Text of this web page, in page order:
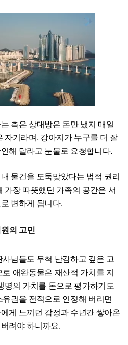
측은 상대방은 돈만 냈지 매일
자기라며, 강아지가 누구를 더 잘
해 달라고 눈물로 요청합니다.
물건을 도둑맞았다는 법적 권리
가장 따뜻했던 가족의 공간은 서
변하게 됩니다.
의 고민
님들도 무척 난감하고 깊은 고
애완동물은 재산적 가치를 지
명의 가치를 돈으로 평가하기도
권을 전적으로 인정해 버리면
게 느끼던 감정과 수년간 쌓아온
려야 하니까요.